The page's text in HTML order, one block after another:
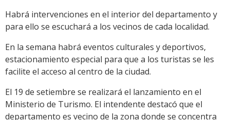
Habrá intervenciones en el interior del departamento y
para ello se escuchará a los vecinos de cada localidad.
En la semana habrá eventos culturales y deportivos,
estacionamiento especial para que a los turistas se les
facilite el acceso al centro de la ciudad.
El 19 de setiembre se realizará el lanzamiento en el
Ministerio de Turismo. El intendente destacó que el
departamento es vecino de la zona donde se concentra